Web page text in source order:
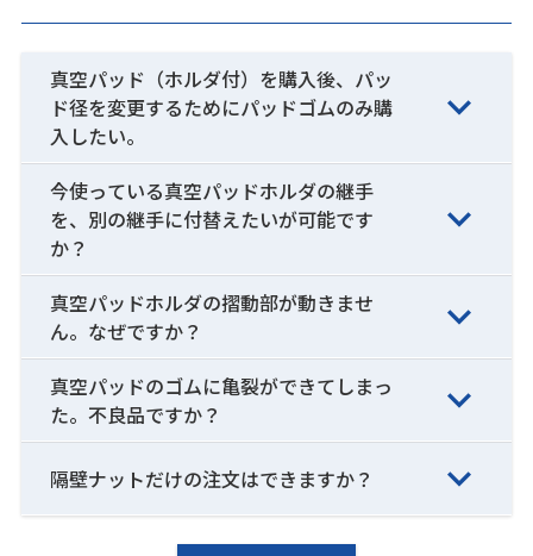
真空パッド（ホルダ付）を購入後、パッ
ド径を変更するためにパッドゴムのみ購
入したい。
今使っている真空パッドホルダの継手
を、別の継手に付替えたいが可能です
か？
真空パッドホルダの摺動部が動きませ
ん。なぜですか？
真空パッドのゴムに亀裂ができてしまっ
た。不良品ですか？
隔壁ナットだけの注文はできますか？